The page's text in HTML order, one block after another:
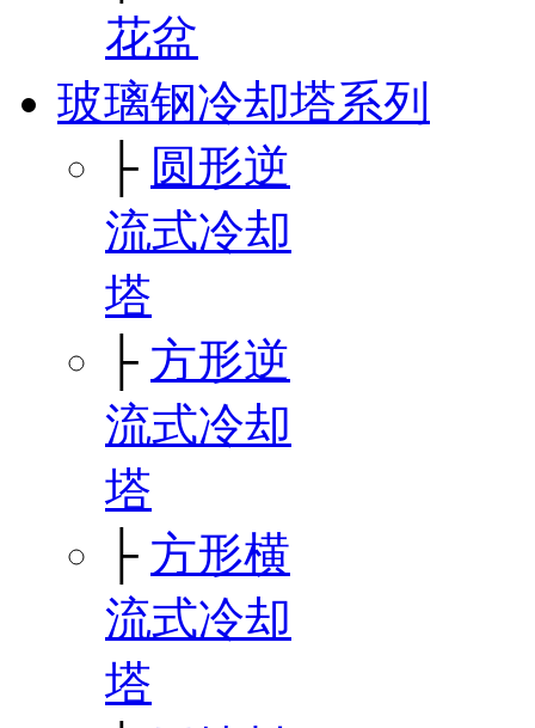
花盆
玻璃钢冷却塔系列
├ 圆形逆
流式冷却
塔
├ 方形逆
流式冷却
塔
├ 方形横
流式冷却
塔